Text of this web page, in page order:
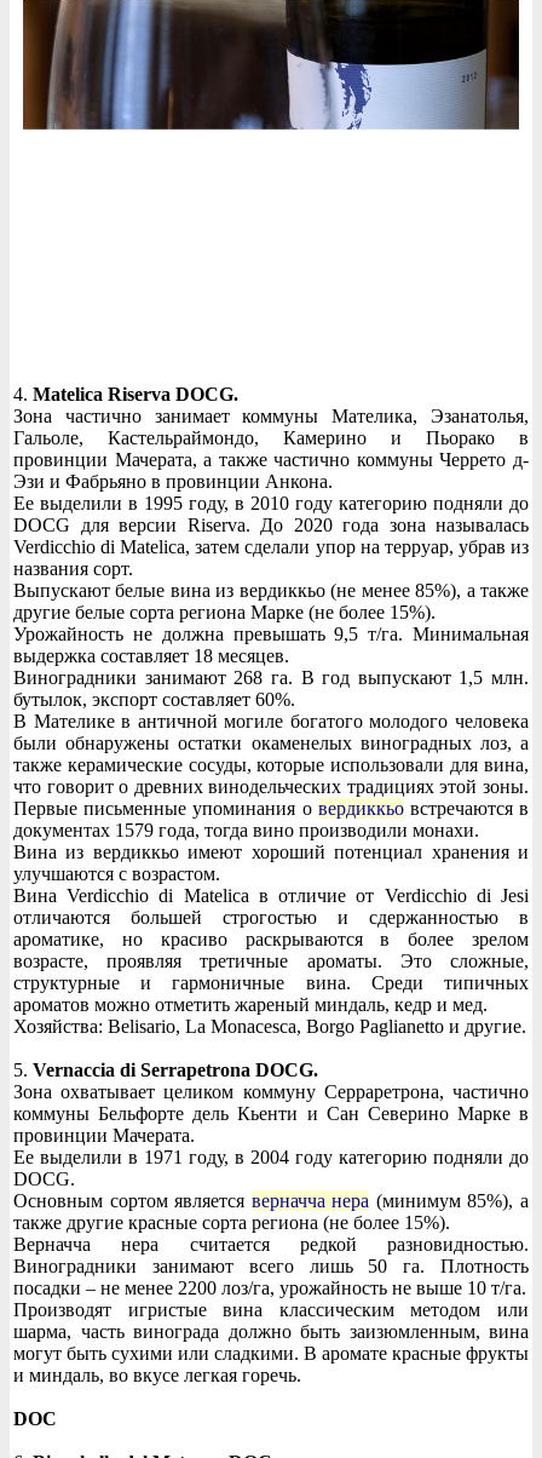
4. Matelica Riserva DOCG.
Зона частично занимает коммуны Мателика, Эзанатолья,
Гальоле, Кастельраймондо, Камерино и Пьорако в
провинции Мачерата, а также частично коммуны Черрето д-
Эзи и Фабрьяно в провинции Анкона.
Ее выделили в 1995 году, в 2010 году категорию подняли до
DOCG для версии Riserva. До 2020 года зона называлась
Verdicchio di Matelica, затем сделали упор на терруар, убрав из
названия сорт.
Выпускают белые вина из вердиккьо (не менее 85%), а также
другие белые сорта региона Марке (не более 15%).
Урожайность не должна превышать 9,5 т/га. Минимальная
выдержка составляет 18 месяцев.
Виноградники занимают 268 га. В год выпускают 1,5 млн.
бутылок, экспорт составляет 60%.
В Мателике в античной могиле богатого молодого человека
были обнаружены остатки окаменелых виноградных лоз, а
также керамические сосуды, которые использовали для вина,
что говорит о древних винодельческих традициях этой зоны.
Первые письменные упоминания о вердиккьовстречаются в
документах 1579 года, тогда вино производили монахи.
Вина из вердиккьо имеют хороший потенциал хранения и
улучшаются с возрастом.
Вина Verdicchio di Matelica в отличие от Verdicchio di Jesi
отличаются большей строгостью и сдержанностью в
ароматике, но красиво раскрываются в более зрелом
возрасте, проявляя третичные ароматы. Это сложные,
структурные и гармоничные вина. Среди типичных
ароматов можно отметить жареный миндаль, кедр и мед.
Хозяйства: Belisario, La Monacesca, Borgo Paglianetto и другие.
5. Vernaccia di Serrapetrona DOCG.
Зона охватывает целиком коммуну Серраретрона, частично
коммуны Бельфорте дель Кьенти и Сан Северино Марке в
провинции Мачерата.
Ее выделили в 1971 году, в 2004 году категорию подняли до
DOCG.
Основным сортом является верначча нера (минимум 85%), а
также другие красные сорта региона (не более 15%).
Верначча нера считается редкой разновидностью.
Виноградники занимают всего лишь 50 га. Плотность
посадки – не менее 2200 лоз/га, урожайность не выше 10 т/га.
Производят игристые вина классическим методом или
шарма, часть винограда должно быть заизюмленным, вина
могут быть сухими или сладкими. В аромате красные фрукты
и миндаль, во вкусе легкая горечь.
DOC